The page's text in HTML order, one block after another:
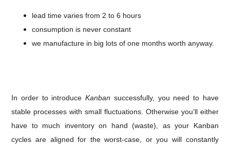
lead time varies from 2 to 6 hours
consumption is never constant
we manufacture in big lots of one months worth anyway.
In order to introduceKanban successfully, you need to have
stable processes with small fluctuations. Otherwise you’ll either
have to much inventory on hand (waste), as your Kanban
cycles are aligned for the worst-case, or you will constantly